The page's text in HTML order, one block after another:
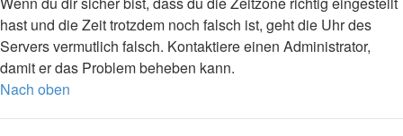
hast und die Zeit trotzdem noch falsch ist, geht die Uhr des
Servers vermutlich falsch. Kontaktiere einen Administrator,
damit er das Problem beheben kann.
Nach oben